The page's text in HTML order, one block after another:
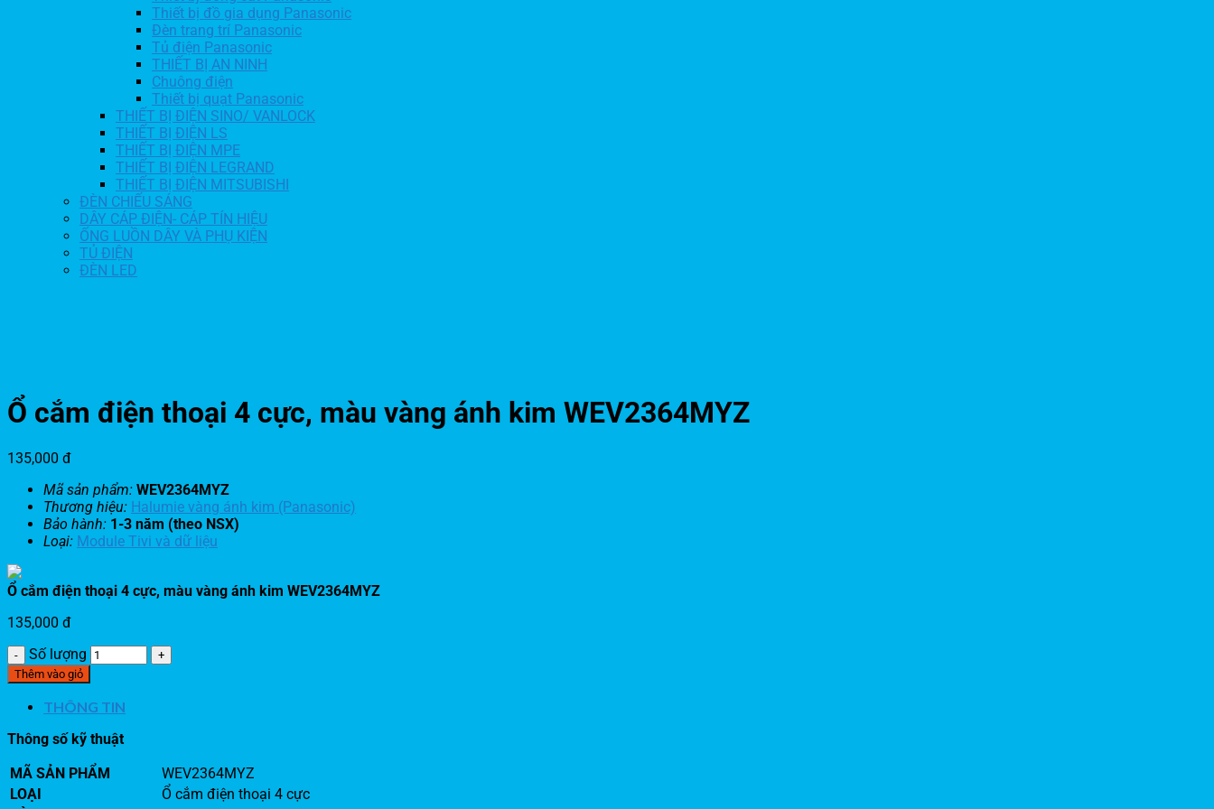
Thiết bị đồ gia dụng Panasonic
Đèn trang trí Panasonic
Tủ điện Panasonic
THIẾT BỊ AN NINH
Chuông điện
Thiết bị quạt Panasonic
THIẾT BỊ ĐIỆN SINO/ VANLOCK
THIẾT BỊ ĐIỆN LS
THIẾT BỊ ĐIỆN MPE
THIẾT BỊ ĐIỆN LEGRAND
THIẾT BỊ ĐIỆN MITSUBISHI
ĐÈN CHIẾU SÁNG
DÂY CÁP ĐIỆN- CÁP TÍN HIỆU
ỐNG LUỒN DÂY VÀ PHỤ KIỆN
TỦ ĐIỆN
ĐÈN LED
Ổ cắm điện thoại 4 cực, màu vàng ánh kim WEV2364MYZ
135,000 đ
Mã sản phẩm: WEV2364MYZ
Thương hiệu: Halumie vàng ánh kim (Panasonic)
Bảo hành: 1-3 năm (theo NSX)
Loại: Module Tivi và dữ liệu
Ổ cắm điện thoại 4 cực, màu vàng ánh kim WEV2364MYZ
135,000 đ
Số lượng
Thêm vào giỏ
THÔNG TIN
Thông số kỹ thuật
MÃ SẢN PHẨM
WEV2364MYZ
LOẠI
Ổ cắm điện thoại 4 cực